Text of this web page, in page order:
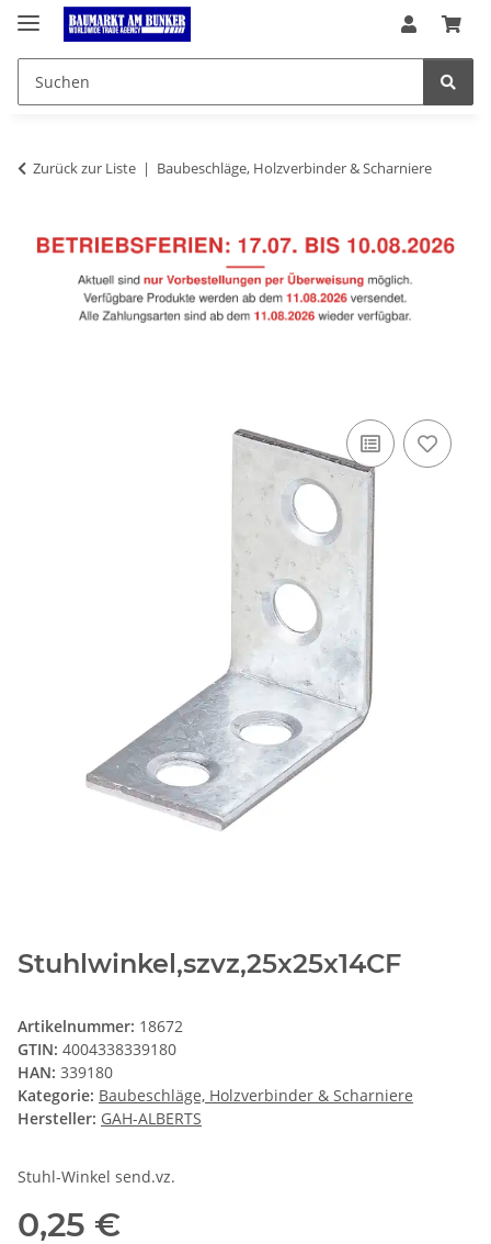
Zurück zur Liste Baubeschläge, Holzverbinder & Scharniere
Stuhlwinkel,szvz,25x25x14CF
Artikelnummer: 18672
GTIN: 4004338339180
HAN: 339180
Kategorie: Baubeschläge, Holzverbinder & Scharniere
Hersteller: GAH-ALBERTS
Stuhl-Winkel send.vz.
0,25 €